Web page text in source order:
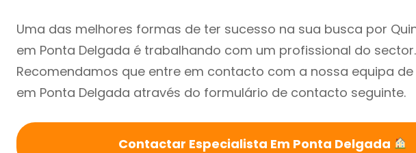
Uma das melhores formas de ter sucesso na sua busca por
em Ponta Delgada é trabalhando com um profissional do sector.
Recomendamos que entre em contacto com a nossa equipa
em Ponta Delgada através do formulário de contacto seguinte.
Contactar Especialista Em Ponta Delgada